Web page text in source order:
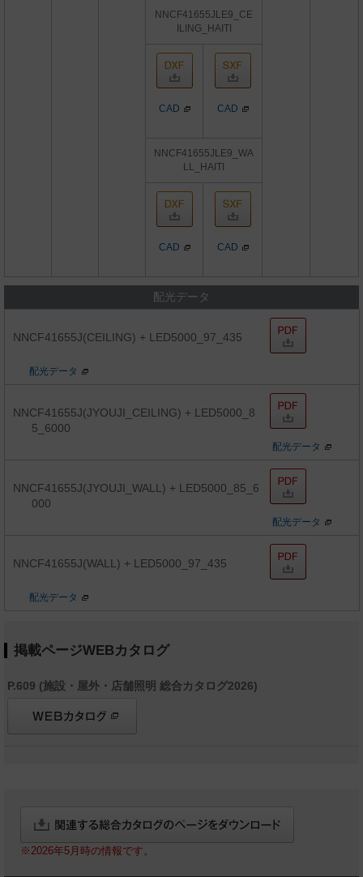
NNCF41655JLE9_CE
ILING_HAITI
CAD CAD
NNCF41655JLE9_WA
LL_HAITI
CAD CAD
配光データ
NNCF41655J(CEILING) + LED5000_97_435
配光データ
NNCF41655J(JYOUJI_CEILING) + LED5000_8
5_6000
配光データ
NNCF41655J(JYOUJI_WALL) + LED5000_85_6
000
配光データ
NNCF41655J(WALL) + LED5000_97_435
配光データ
掲載ページWEBカタログ
P.609 (施設・屋外・店舗照明 総合カタログ2026)
※2026年5月時の情報です。